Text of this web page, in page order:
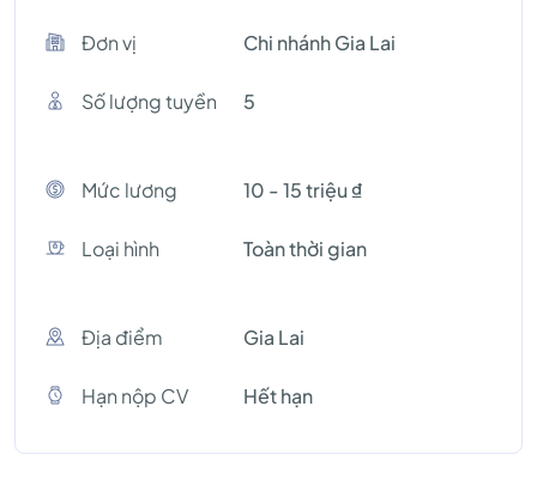
Đơn vị Chi nhánh Gia Lai
Số lượng tuyền 5
Mức lương 10 - 15 triệu ₫
Loại hình Toàn thời gian
Địa điểm Gia Lai
Hạn nộp CV Hết hạn